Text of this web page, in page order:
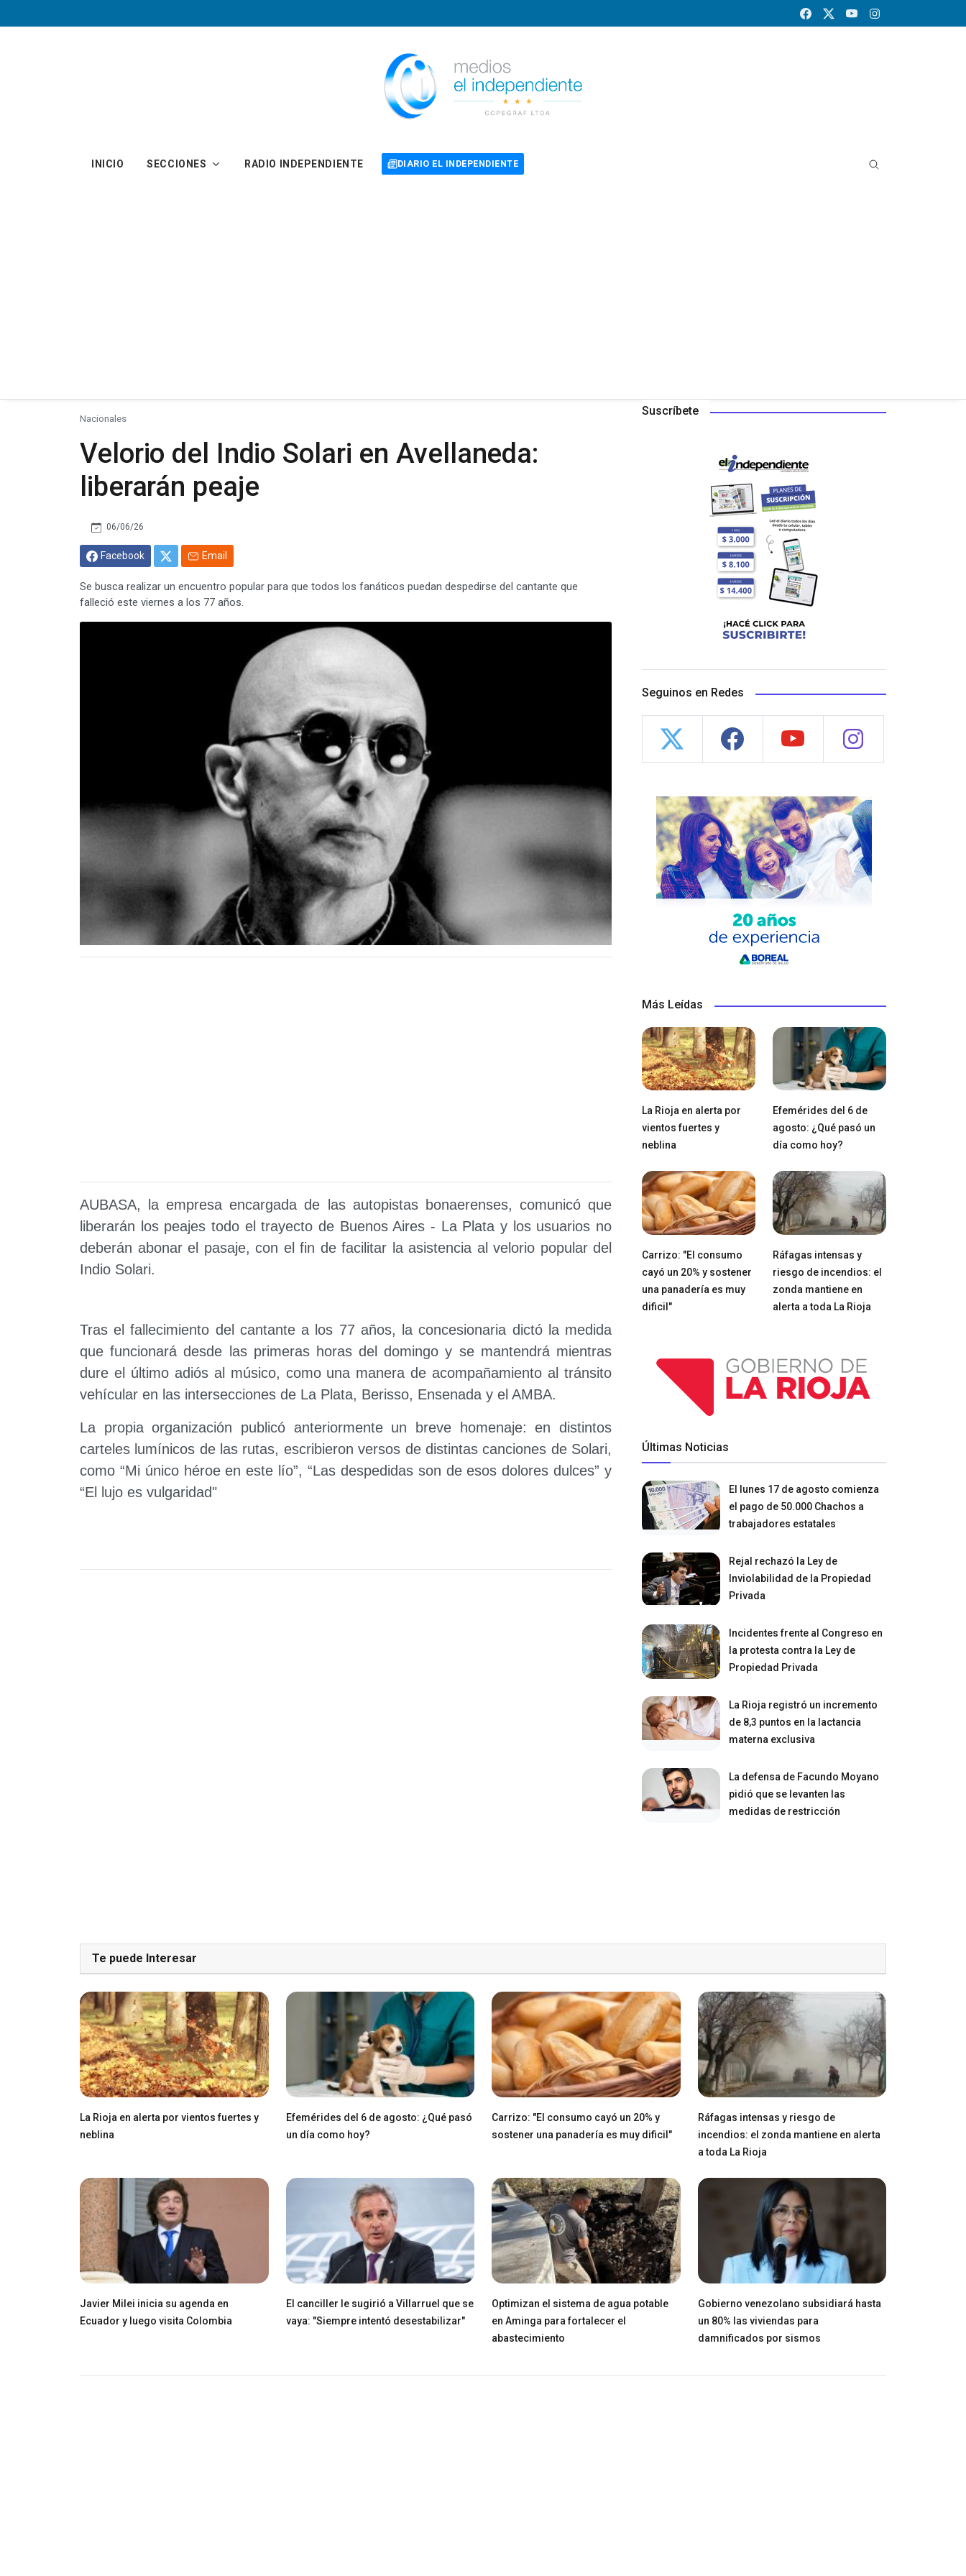
INICIO SECCIONES RADIO INDEPENDIENTE DIARIO EL INDEPENDIENTE
Nacionales
Velorio del Indio Solari en Avellaneda:
liberarán peaje
06/06/26
Facebook Email
Se busca realizar un encuentro popular para que todos los fanáticos puedan despedirse del cantante que
falleció este viernes a los 77 años.
AUBASA, la empresa encargada de las autopistas bonaerenses, comunicó que
liberarán los peajes todo el trayecto de Buenos Aires - La Plata y los usuarios no
deberán abonar el pasaje, con el fin de facilitar la asistencia al velorio popular del
Indio Solari.
Tras el fallecimiento del cantante a los 77 años, la concesionaria dictó la medida
que funcionará desde las primeras horas del domingo y se mantendrá mientras
dure el último adiós al músico, como una manera de acompañamiento al tránsito
vehícular en las intersecciones de La Plata, Berisso, Ensenada y el AMBA.
La propia organización publicó anteriormente un breve homenaje: en distintos
carteles lumínicos de las rutas, escribieron versos de distintas canciones de Solari,
como “Mi único héroe en este lío”, “Las despedidas son de esos dolores dulces” y
“El lujo es vulgaridad"
Suscríbete
Seguinos en Redes
Más Leídas
La Rioja en alerta por
vientos fuertes y
neblina
Efemérides del 6 de
agosto: ¿Qué pasó un
día como hoy?
Carrizo: "El consumo
cayó un 20% y sostener
una panadería es muy
dificil"
Ráfagas intensas y
riesgo de incendios: el
zonda mantiene en
alerta a toda La Rioja
Últimas Noticias
El lunes 17 de agosto comienza
el pago de 50.000 Chachos a
trabajadores estatales
Rejal rechazó la Ley de
Inviolabilidad de la Propiedad
Privada
Incidentes frente al Congreso en
la protesta contra la Ley de
Propiedad Privada
La Rioja registró un incremento
de 8,3 puntos en la lactancia
materna exclusiva
La defensa de Facundo Moyano
pidió que se levanten las
medidas de restricción
Te puede Interesar
La Rioja en alerta por vientos fuertes y
neblina
Efemérides del 6 de agosto: ¿Qué pasó
un día como hoy?
Carrizo: "El consumo cayó un 20% y
sostener una panadería es muy dificil"
Ráfagas intensas y riesgo de
incendios: el zonda mantiene en alerta
a toda La Rioja
Javier Milei inicia su agenda en
Ecuador y luego visita Colombia
El canciller le sugirió a Villarruel que se
vaya: "Siempre intentó desestabilizar"
Optimizan el sistema de agua potable
en Aminga para fortalecer el
abastecimiento
Gobierno venezolano subsidiará hasta
un 80% las viviendas para
damnificados por sismos